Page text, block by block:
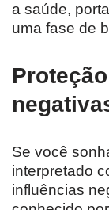
a saúde,
uma fase de
Se você
interpretado
influências